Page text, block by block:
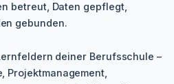
betreut, Daten gepflegt,
gebunden.
deiner Berufsschule –
Projektmanagement,